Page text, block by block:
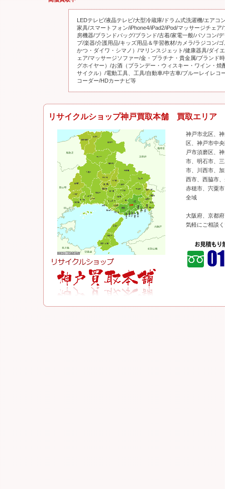
LEDテレビ/液晶テレビ/大型冷蔵庫/ドラム式洗濯機/エアコ
家具/スマートフォン/iPhone4/iPad2/iPod/マッサージチェア
房機器/ブランドバッグ/ブランド/古着/家電一般/パソコン/
プ/楽器/介護用品/キッズ用品＆学習教材/カメラ/ラジコン/
かつ・ダイワ・シマノ）/マリンスジェット/健康器具/ダイ
ェア/マッサージソファー/金・プラチナ・貴金属/ブランド
グホイヤー）/お酒（ブランデー・ウィスキー・ワイン・焼
サイクル）/電動工具、工具/自動車/中古車/ブルーレイレコ
コーダー/HDカーナビ等
リサイクルショップ神戸買取本舗 買取エリア
神戸市北区、
区、神戸市中
戸市須磨区、
市、明石市、
市、川西市、
西市、西脇市
赤穂市、宍粟
全域
大阪府、京都
気軽にご相談